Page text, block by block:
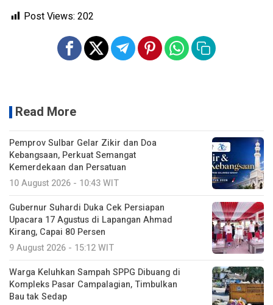
Post Views: 202
Read More
Pemprov Sulbar Gelar Zikir dan Doa
Kebangsaan, Perkuat Semangat
Kemerdekaan dan Persatuan
10 August 2026 - 10:43 WIT
Gubernur Suhardi Duka Cek Persiapan
Upacara 17 Agustus di Lapangan Ahmad
Kirang, Capai 80 Persen
9 August 2026 - 15:12 WIT
Warga Keluhkan Sampah SPPG Dibuang di
Kompleks Pasar Campalagian, Timbulkan
Bau tak Sedap